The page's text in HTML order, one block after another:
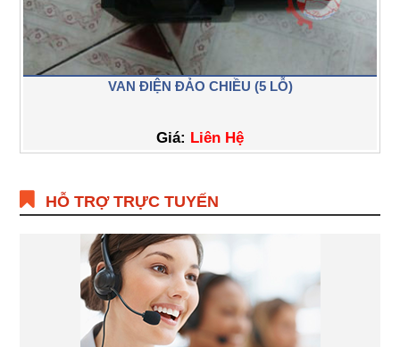
VAN ĐIỆN ĐẢO CHIỀU (5 LỖ)
Giá: Liên Hệ
HỖ TRỢ TRỰC TUYẾN